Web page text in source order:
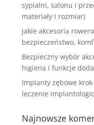
sypialni, salonu i
materiały i rozmiar)
Jakie akcesoria
bezpieczeństwo,
Bezpieczny wybór
higiena i funkcje
Implanty zębowe
leczenie
Najnowsze